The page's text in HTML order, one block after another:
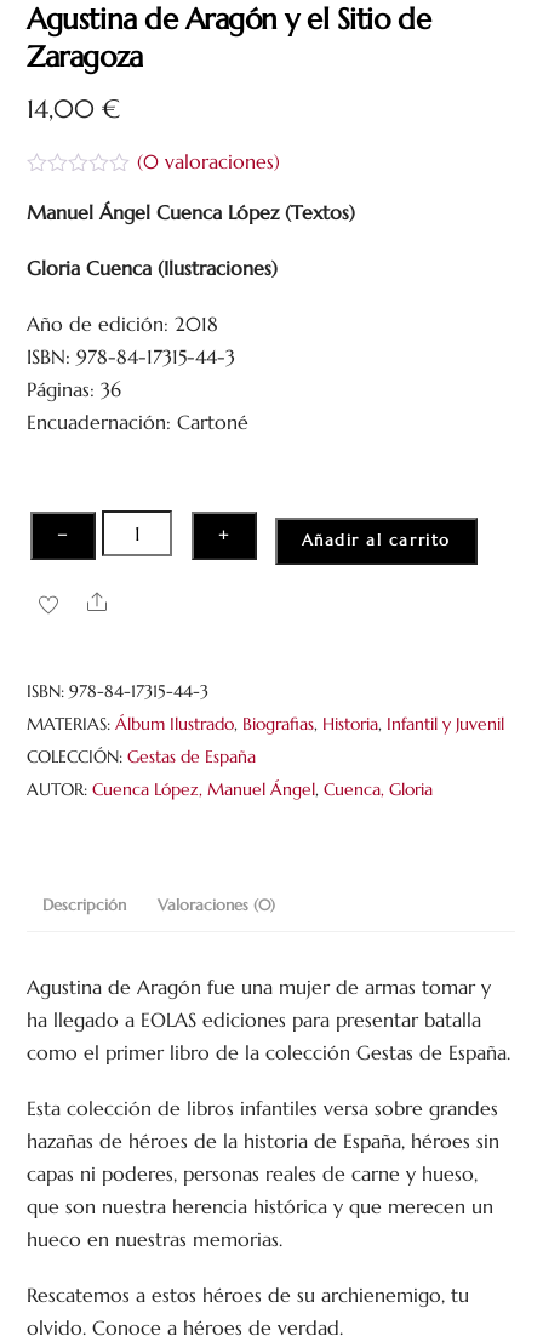
Agustina de Aragón y el Sitio de
Zaragoza
14,00€
a
r
o
c
o
n
0
d
(0valoraciones)
Manuel Ángel Cuenca López (Textos)
Gloria Cuenca (Ilustraciones)
Año de edición: 2018
ISBN: 978-84-17315-44-3
Páginas: 36
Encuadernación: Cartoné
−
Agustina
de
Aragón
Sitio
de
Zaragoza
cantidad
+ Añadir al carrito
Share
ISBN:978-84-17315-44-3
MATERIAS:Álbum Ilustrado, Biografias, Historia, Infantil y Juvenil
COLECCIÓN:Gestas de España
AUTOR:Cuenca López, Manuel Ángel,Cuenca, Gloria
Descripción Valoraciones (0)
Agustina de Aragón fue una mujer de armas tomar y
ha llegado a EOLAS ediciones para presentar batalla
como el primer libro de la colección Gestas de España.
Esta colección de libros infantiles versa sobre grandes
hazañas de héroes de la historia de España, héroes sin
capas ni poderes, personas reales de carne y hueso,
que son nuestra herencia histórica y que merecen un
hueco en nuestras memorias.
Rescatemos a estos héroes de su archienemigo, tu
olvido. Conoce a héroes de verdad.